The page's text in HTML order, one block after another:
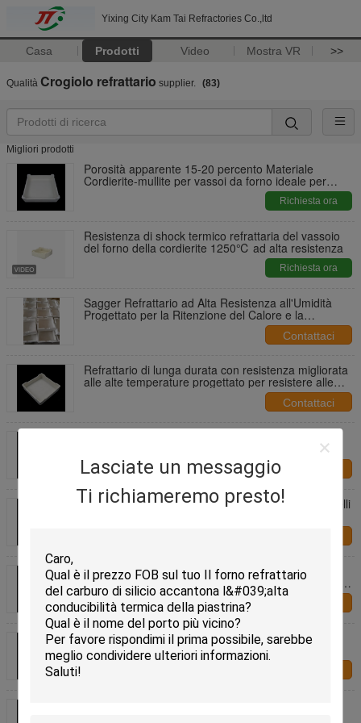
Yixing City Kam Tai Refractories Co.,ltd
Casa Prodotti Video Mostra VR >>
Lasciate un messaggio
Ti richiameremo presto!
Qualità Crogiolo refrattario supplier. (83)
Migliori prodotti
Porosità apparente 15-20 percento Materiale
Cordierite-mullite per vassoi da forno ideale per
applicazioni di cottura in ambienti industrialiRichiesta ora
Resistenza di shock termico refrattaria del vassoio
del forno della cordierite 1250℃ ad alta resistenza
Richiesta ora
Sagger Refrattario ad Alta Resistenza all'Umidità
Progettato per la Ritenzione del Calore e la
Protezione dall'Umidità in Ambienti Difficili
Contattaci
Refrattario di lunga durata con resistenza migliorata
alle alte temperature progettato per resistere alle
Contattaci
Refrattori rettangolari Saggar personalizzare modelli
Sottile superficie refrattaria sagger che garantisce
una lunga durata adatta per gli ambienti di fusione
del vetro e di cottura ceramica
Furniture per forni di calore per applicazioni
resistenti al calore